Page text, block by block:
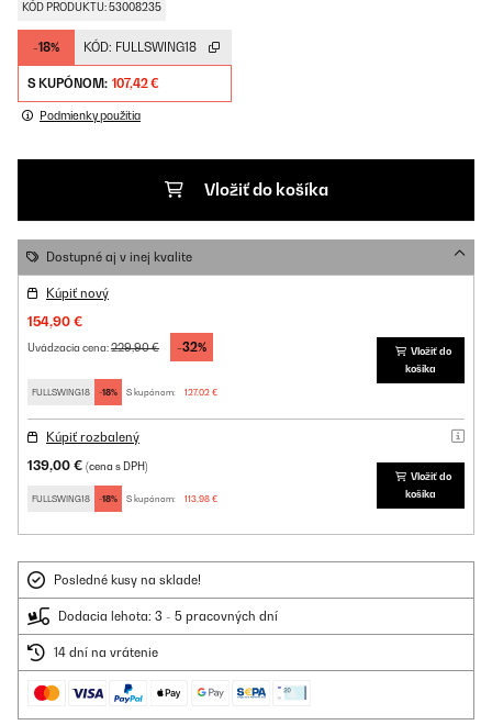
KÓD PRODUKTU: 53008235
-18% KÓD: FULLSWING18
S KUPÓNOM: 107,42 €
Podmienky použitia
Vložiť do košíka
Dostupné aj v inej kvalite
Kúpiť nový
154,90 €
Uvádzacia cena:229,90 € -32%
FULLSWING18 -18% S kupónom: 127,02 €
Vložiť do
košíka
Kúpiť rozbalený
139,00 € (cena s DPH)
FULLSWING18 -18% S kupónom: 113,98 €
Vložiť do
košíka
Posledné kusy na sklade!
Dodacia lehota: 3 - 5 pracovných dní
14 dní na vrátenie